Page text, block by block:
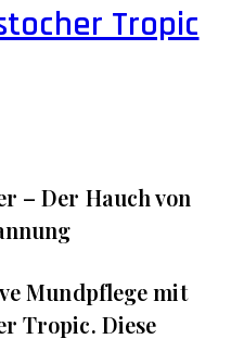
Tropic
– Der Hauch von
Mundpflege mit
Tropic. Diese